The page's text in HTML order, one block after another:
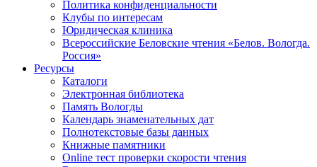
Политика конфиденциальности
Клубы по интересам
Юридическая клиника
Всероссийские Беловские чтения «Белов. Вологда.
Россия»
Ресурсы
Каталоги
Электронная библиотека
Память Вологды
Календарь знаменательных дат
Полнотекстовые базы данных
Книжные памятники
Online тест проверки скорости чтения